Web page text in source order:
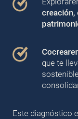
creación,
que te
Este diagnóstico